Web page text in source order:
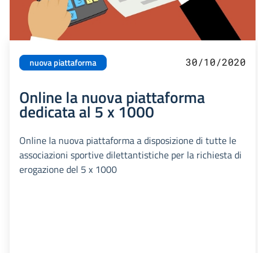
nuova piattaforma 30/10/2020
Online la nuova piattaforma
dedicata al 5 x 1000
Online la nuova piattaforma a disposizione di tutte le
associazioni sportive dilettantistiche per la richiesta di
erogazione del 5 x 1000